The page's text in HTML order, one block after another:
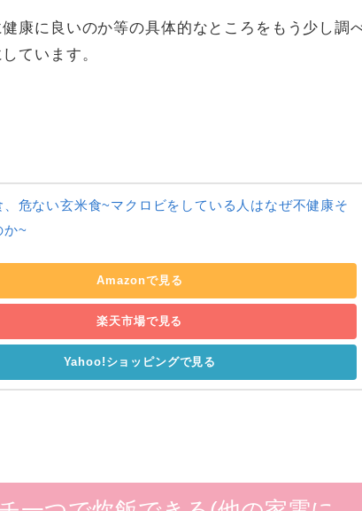
康に良いのか等の具体的なところをもう少し調
ています。
、危ない玄米食~マクロビをしている人はなぜ不健康そ
か~
Amazonで見る
楽天市場で見る
Yahoo!ショッピングで見る